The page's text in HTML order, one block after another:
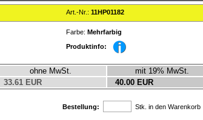
Art.-Nr.: 11HP01182
Farbe: Mehrfarbig
Produktinfo:
ohne MwSt. mit 19% MwSt.
33.61 EUR 40.00 EUR
Bestellung: Stk. in den Warenkorb